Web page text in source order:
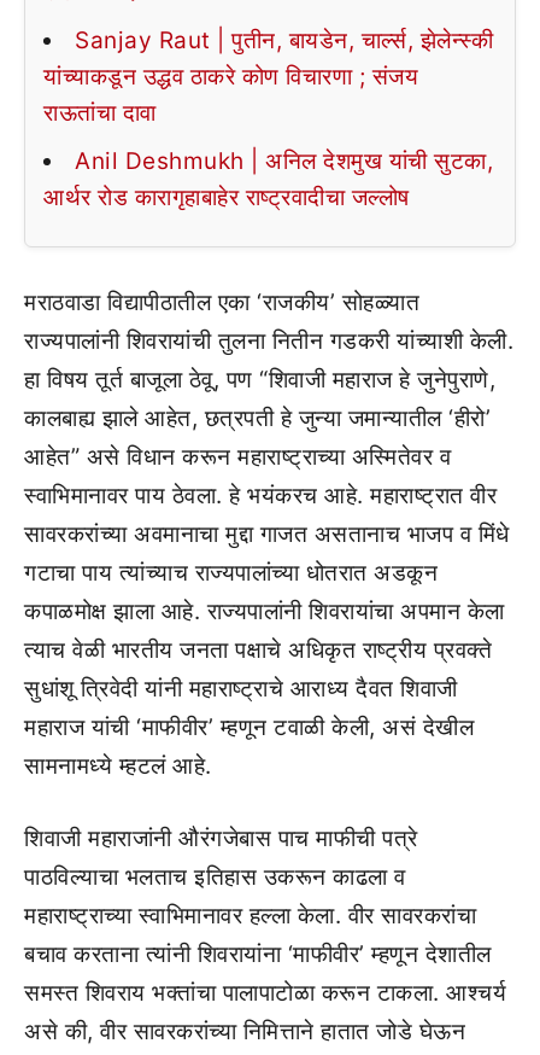
Sanjay Raut | पुतीन, बायडेन, चार्ल्स, झेलेन्स्की
यांच्याकडून उद्धव ठाकरे कोण विचारणा ; संजय
राऊतांचा दावा
Anil Deshmukh | अनिल देशमुख यांची सुटका,
आर्थर रोड कारागृहाबाहेर राष्ट्रवादीचा जल्लोष
मराठवाडा विद्यापीठातील एका ‘राजकीय’ सोहळ्यात
राज्यपालांनी शिवरायांची तुलना नितीन गडकरी यांच्याशी केली.
हा विषय तूर्त बाजूला ठेवू, पण “शिवाजी महाराज हे जुनेपुराणे,
कालबाह्य झाले आहेत, छत्रपती हे जुन्या जमान्यातील ‘हीरो’
आहेत” असे विधान करून महाराष्ट्राच्या अस्मितेवर व
स्वाभिमानावर पाय ठेवला. हे भयंकरच आहे. महाराष्ट्रात वीर
सावरकरांच्या अवमानाचा मुद्दा गाजत असतानाच भाजप व मिंधे
गटाचा पाय त्यांच्याच राज्यपालांच्या धोतरात अडकून
कपाळमोक्ष झाला आहे. राज्यपालांनी शिवरायांचा अपमान केला
त्याच वेळी भारतीय जनता पक्षाचे अधिकृत राष्ट्रीय प्रवक्ते
सुधांशू त्रिवेदी यांनी महाराष्ट्राचे आराध्य दैवत शिवाजी
महाराज यांची ‘माफीवीर’ म्हणून टवाळी केली, असं देखील
सामनामध्ये म्हटलं आहे.
शिवाजी महाराजांनी औरंगजेबास पाच माफीची पत्रे
पाठविल्याचा भलताच इतिहास उकरून काढला व
महाराष्ट्राच्या स्वाभिमानावर हल्ला केला. वीर सावरकरांचा
बचाव करताना त्यांनी शिवरायांना ‘माफीवीर’ म्हणून देशातील
समस्त शिवराय भक्तांचा पालापाटोळा करून टाकला. आश्चर्य
असे की, वीर सावरकरांच्या निमित्ताने हातात जोडे घेऊन